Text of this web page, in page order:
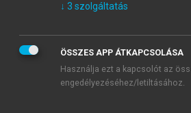
KIPRÓBÁLOM
↓ 3 szolgáltatás
ÖSSZES APP ÁTKAPCSOLÁSA
Használja ezt a kapcsolót az
engedélyezéséhez/letiltásához.